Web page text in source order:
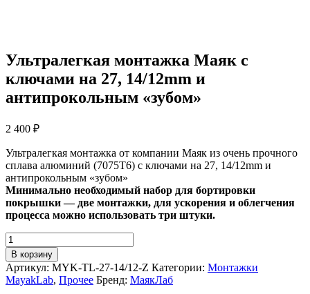
Ультралегкая монтажка Маяк с
ключами на 27, 14/12mm и
антипрокольным «зубом»
2 400 ₽
Ультралегкая монтажка от компании Маяк из очень прочного
сплава алюминий (7075T6) с ключами на 27, 14/12mm и
антипрокольным «зубом»
Минимально необходимый набор для бортировки
покрышки — две монтажки, для ускорения и облегчения
процесса можно использовать три штуки.
Количество
товара
Ультралегкая
монтажка
Маяк
В корзину
Артикул: MYK-TL-27-14/12-Z Категории: Монтажки
MayakLab, Прочее Бренд: МаякЛаб